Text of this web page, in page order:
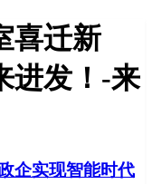
喜迁新
进发！-来